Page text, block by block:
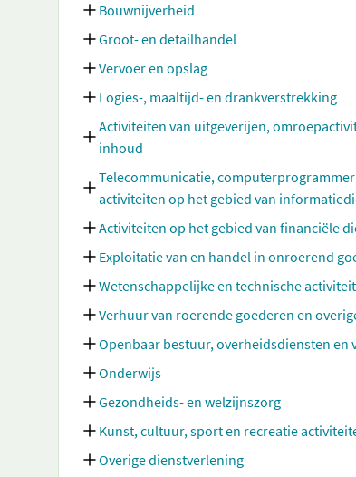
Bouwnijverheid
Groot- en detailhandel
Vervoer en opslag
Logies-, maaltijd- en drankverstrekking
Activiteiten van uitgeverijen,
inhoud
Telecommunicatie,
activiteiten op het gebied van
Activiteiten op het gebied van financiële
Exploitatie van en handel in onroerend
Wetenschappelijke en technische
Verhuur van roerende goederen en
Openbaar bestuur, overheidsdiensten en
Onderwijs
Gezondheids- en welzijnszorg
Kunst, cultuur, sport en recreatie
Overige dienstverlening